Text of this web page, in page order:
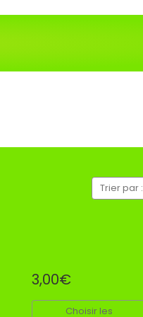
Trier par :
3,00€
Choisir les